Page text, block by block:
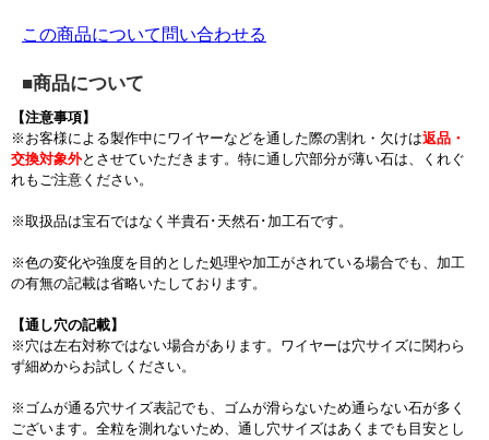
この商品について問い合わせる
■商品について
【注意事項】
※お客様による製作中にワイヤーなどを通した際の割れ・欠けは返品・
交換対象外とさせていただきます。特に通し穴部分が薄い石は、くれぐ
れもご注意ください。
※取扱品は宝石ではなく半貴石･天然石･加工石です。
※色の変化や強度を目的とした処理や加工がされている場合でも、加工
の有無の記載は省略いたしております。
【通し穴の記載】
※穴は左右対称ではない場合があります。ワイヤーは穴サイズに関わら
ず細めからお試しください。
※ゴムが通る穴サイズ表記でも、ゴムが滑らないため通らない石が多く
ございます。全粒を測れないため、通し穴サイズはあくまでも目安とし